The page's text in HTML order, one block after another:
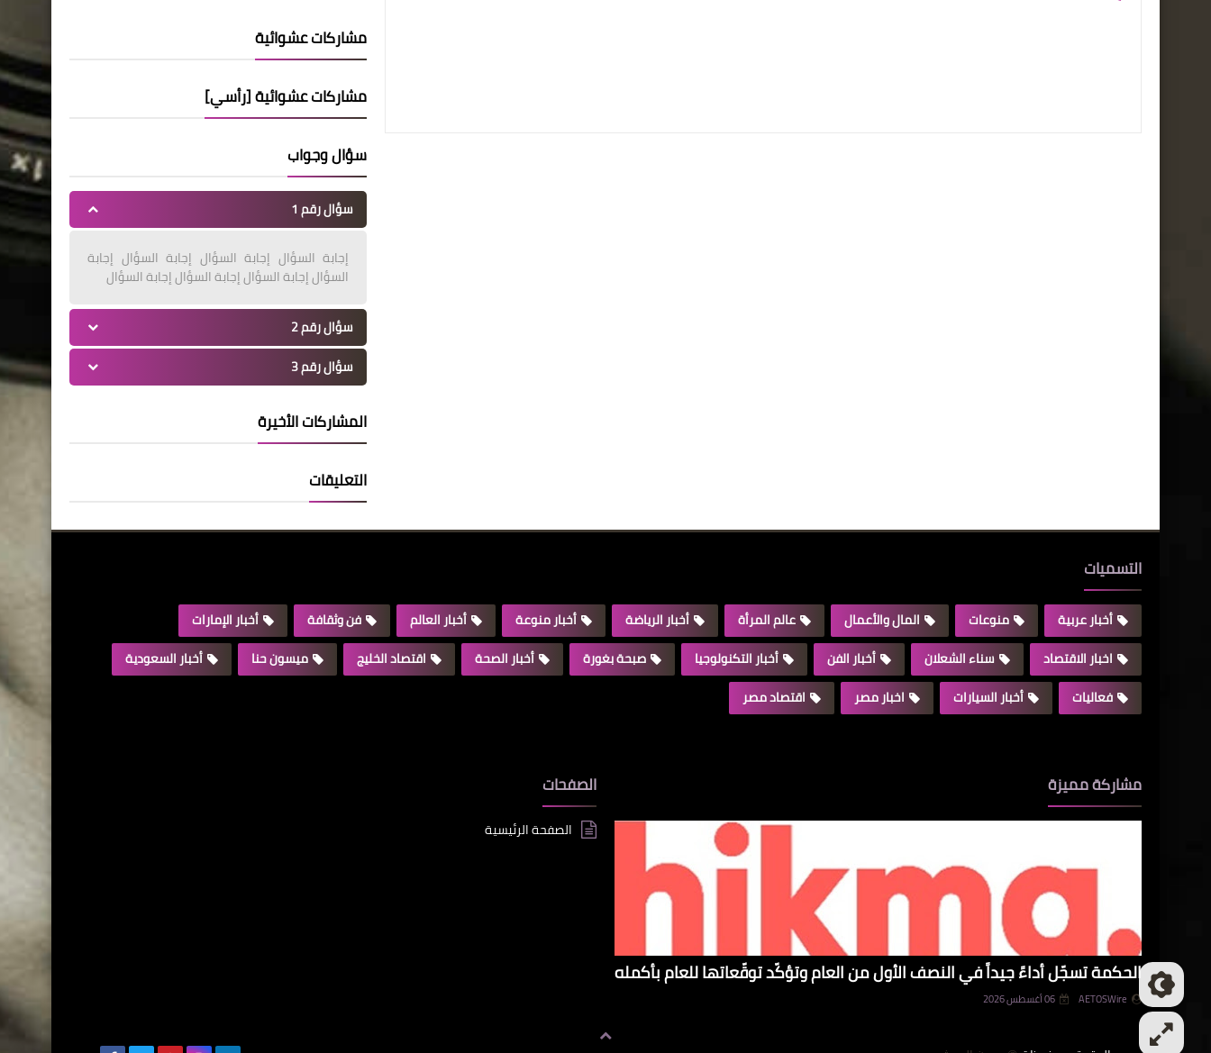
مشاركات عشوائية
مشاركات عشوائية [رأسي]
سؤال وجواب
سؤال رقم 1
إجابة السؤال إجابة السؤال إجابة السؤال إجابة
السؤال إجابة السؤال إجابة السؤال إجابة السؤال
سؤال رقم 2
سؤال رقم 3
المشاركات الأخيرة
التعليقات
التسميات
أخبار عربية منوعات المال والأعمال عالم المرأة أخبار الرياضة أخبار منوعة أخبار العالم فن وثقافة
أخبار الإمارات
اخبار الاقتصاد
سناء الشعلان أخبار الفن أخبار التكنولوجيا صبحة بغورة أخبار الصحة اقتصاد الخليج ميسون حنا
أخبار السعودية
فعاليات
أخبار السيارات اخبار مصر اقتصاد مصر
مشاركة مميزة
الحكمة تسجّل أداءً جيداً في النصف الأول من العام وتؤكّد توقّعاتها للعام بأكمله
AETOSWire 06 أغسطس 2026
الصفحات
الصفحة الرئيسية